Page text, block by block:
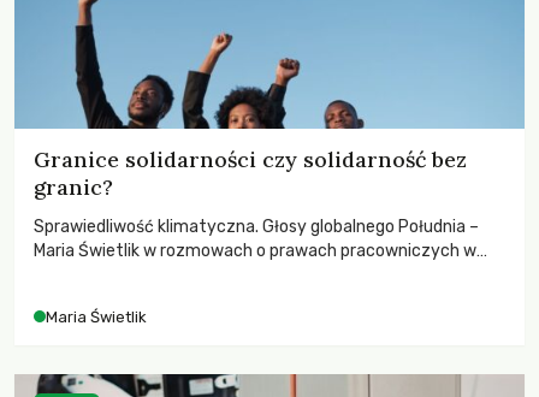
Granice solidarności czy solidarność bez
granic?
Sprawiedliwość klimatyczna. Głosy globalnego Południa –
Maria Świetlik w rozmowach o prawach pracowniczych w
Maria Świetlik